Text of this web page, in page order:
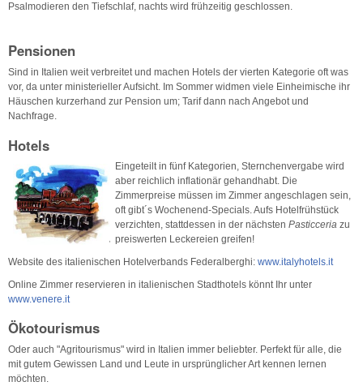
Psalmodieren den Tiefschlaf, nachts wird frühzeitig geschlossen.
Pensionen
Sind in Italien weit verbreitet und machen Hotels der vierten Kategorie oft was
vor, da unter ministerieller Aufsicht. Im Sommer widmen viele Einheimische ihr
Häuschen kurzerhand zur Pension um; Tarif dann nach Angebot und
Nachfrage.
Hotels
Eingeteilt in fünf Kategorien, Sternchenvergabe wird
aber reichlich inflationär gehandhabt. Die
Zimmerpreise müssen im Zimmer angeschlagen sein,
oft gibt´s Wochenend-Specials. Aufs Hotelfrühstück
verzichten, stattdessen in der nächsten Pasticceria zu
preiswerten Leckereien greifen!
Website des italienischen Hotelverbands Federalberghi: www.italyhotels.it
Online Zimmer reservieren in italienischen Stadthotels könnt Ihr unter
www.venere.it
Ökotourismus
Oder auch "Agritourismus" wird in Italien immer beliebter. Perfekt für alle, die
mit gutem Gewissen Land und Leute in ursprünglicher Art kennen lernen
möchten.